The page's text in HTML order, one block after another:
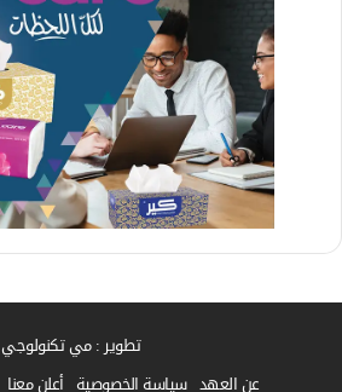
تطوير : مي تكنولوجي
عن العهد سياسة الخصوصية أعلن معنا